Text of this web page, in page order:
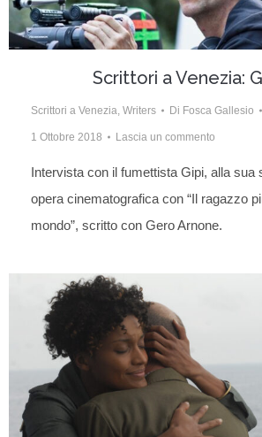
Scrittori a Venezia:
Scrittori a Venezia Writers Di Fosca Gallesio
1 Ottobre 2018 Lascia un commento
Intervista con il fumettista Gipi, alla sua
opera cinematografica con “Il ragazzo
mondo”, scritto con Gero Arnone.